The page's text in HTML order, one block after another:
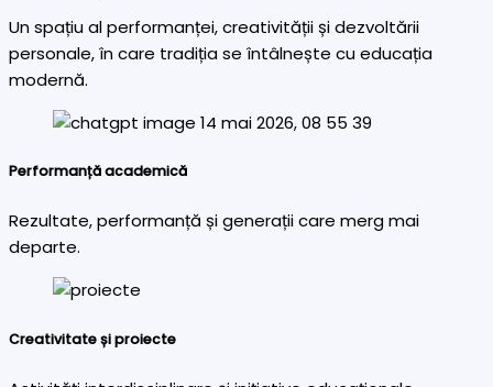
Un spațiu al performanței, creativității și dezvoltării
personale, în care tradiția se întâlnește cu educația
modernă.
Performanță academică
Rezultate, performanță și generații care merg mai
departe.
Creativitate și proiecte